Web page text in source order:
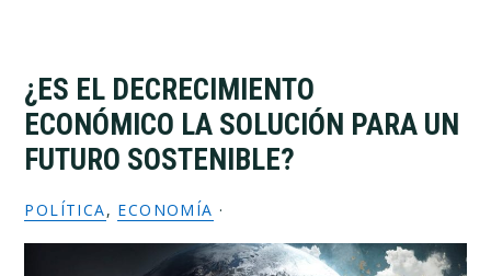
¿ES EL DECRECIMIENTO
ECONÓMICO LA SOLUCIÓN PARA UN
FUTURO SOSTENIBLE?
POLÍTICA, ECONOMÍA ·